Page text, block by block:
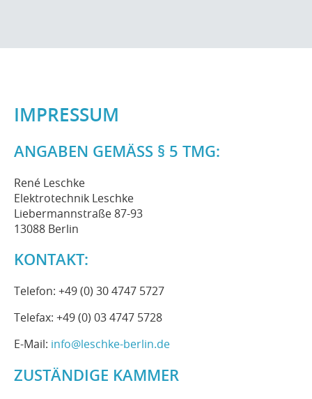
IMPRESSUM
ANGABEN GEMÄSS § 5 TMG:
René Leschke
Elektrotechnik Leschke
Liebermannstraße 87-93
13088 Berlin
KONTAKT:
Telefon: +49 (0) 30 4747 5727
Telefax: +49 (0) 03 4747 5728
E-Mail: info@leschke-berlin.de
ZUSTÄNDIGE KAMMER